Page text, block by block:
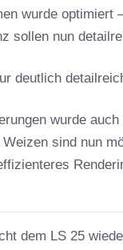
wurde
sollen nun
deutlich
wurde
sind nun
dem LS 25